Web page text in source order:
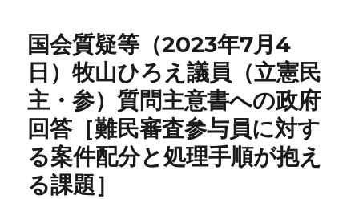
国会質疑等（2023年7月4
日）牧山ひろえ議員（立憲民
主・参）質問主意書への政府
回答［難民審査参与員に対す
る案件配分と処理手順が抱え
る課題］